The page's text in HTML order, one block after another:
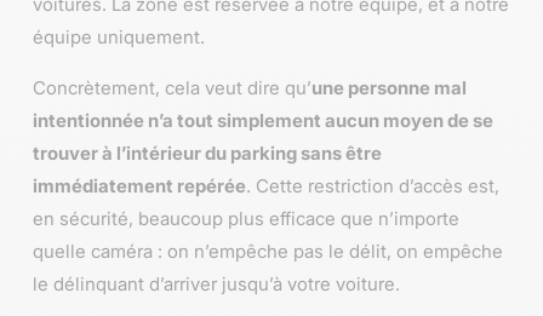
équipe uniquement.
Concrètement, cela veut dire qu’une personne mal
intentionnée n’a tout simplement aucun moyen de se
trouver à l’intérieur du parking sans être
immédiatement repérée. Cette restriction d’accès est,
en sécurité, beaucoup plus efficace que n’importe
quelle caméra : on n’empêche pas le délit, on empêche
le délinquant d’arriver jusqu’à votre voiture.